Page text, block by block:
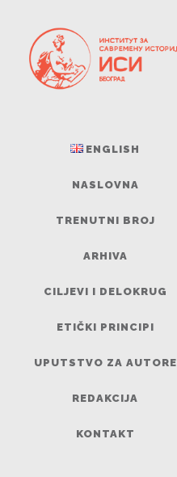
ENGLISH
NASLOVNA
TRENUTNI BROJ
ARHIVA
CILJEVI I DELOKRUG
ETIČKI PRINCIPI
UPUTSTVO ZA AUTORE
REDAKCIJA
KONTAKT